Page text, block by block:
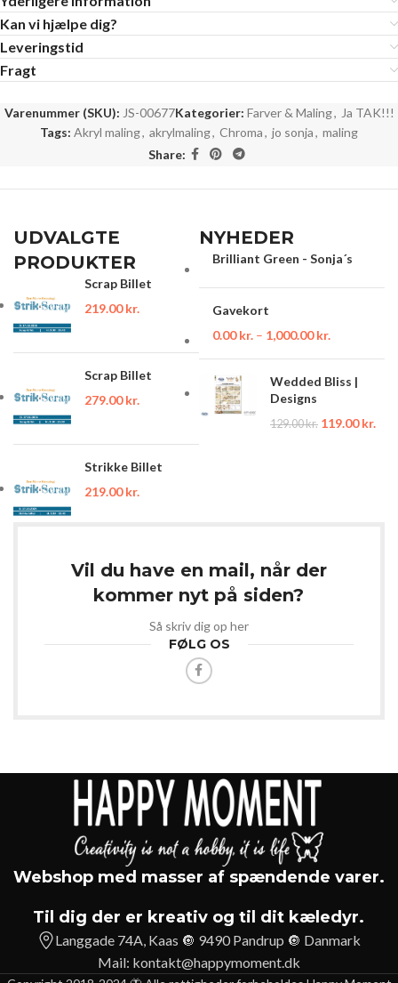
Kan vi hjælpe dig?
Leveringstid
Fragt
Varenummer (SKU): JS-00677Kategorier: Farver & Maling, Ja TAK!!!
Tags: Akryl maling, akrylmaling, Chroma, jo sonja, maling
Share:
UDVALGTE
PRODUKTER
Scrap Billet
219.00kr.
Scrap Billet
279.00kr.
Strikke Billet
219.00kr.
NYHEDER
Brilliant Green - Sonja´s
Gavekort
0.00kr. – 1,000.00kr.
Wedded Bliss |
Designs
129.00kr. 119.00kr.
Vil du have en mail, når der
kommer nyt på siden?
Så skriv dig op her
FØLG OS
Webshop med masser af spændende varer.
Til dig der er kreativ og til dit kæledyr.
Langgade 74A, Kaas 🔘 9490 Pandrup 🔘 Danmark
Mail: kontakt@happymoment.dk